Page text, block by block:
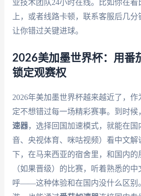
业技术团队24小时在线。比如你在看
上，或者线路卡顿，联系客服后几
让你错过关键进球。
2026美加墨世界杯：用番
锁定观赛权
2026年美加墨世界杯越来越近了，
定不想错过每一场精彩赛事。到时候
速器，选择回国加速模式，就能在国
音、央视体育、咪咕视频）看中文解
下，在马来西亚的宿舍里，和国内的
（如果晋级）的比赛，听着熟悉的
呼——这种体验和在国内没什么区别